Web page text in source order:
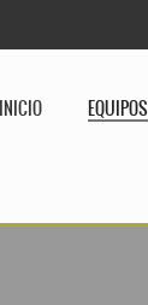
INICIO EQUIPOS